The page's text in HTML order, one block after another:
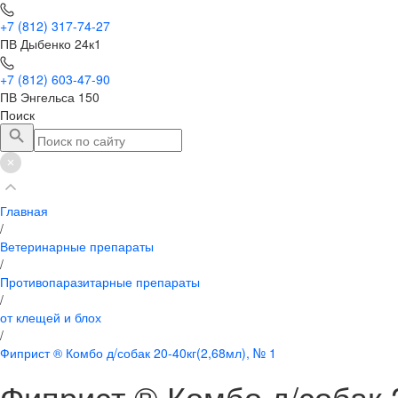
+7 (812) 317-74-27
ПВ Дыбенко 24к1
+7 (812) 603-47-90
ПВ Энгельса 150
Поиск
Главная
/
Ветеринарные препараты
/
Противопаразитарные препараты
/
от клещей и блох
/
Фиприст ® Комбо д/собак 20-40кг(2,68мл), № 1